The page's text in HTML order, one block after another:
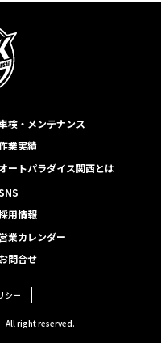
検・メンテナンス
業実績
ートパラダイス関西とは
用情報
営業カレンダー
お問合せ
シー
All right reserved.